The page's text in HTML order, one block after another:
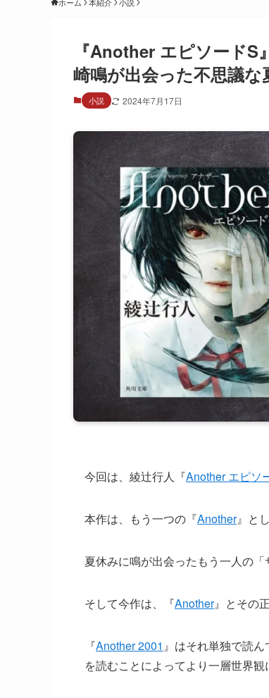
『Another エピソード
崎鳴が出会った不思議な
小説 2024年7月17日
今回は、綾辻行人『Another エピソ
本作は、もう一つの『Another』と
夏休みに鳴が出会ったもう一人の「
そして今作は、『Another』とその
『Another 2001 』はそれ単独で読
を読むことによってより一層世界観